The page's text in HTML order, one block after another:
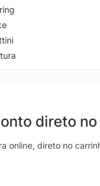
direto no
online, direto no